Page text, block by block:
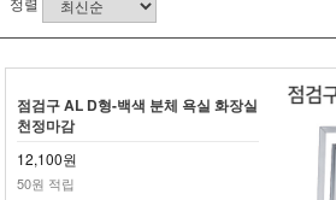
점검구 AL D형-백색 분체 욕실 화장실
천정마감
12,100원
50원 적립